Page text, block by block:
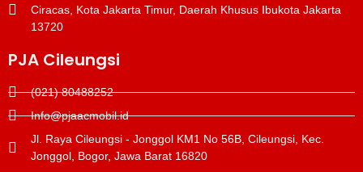
Ciracas, Kota Jakarta Timur, Daerah Khusus Ibukota Jakarta
13720
PJA Cileungsi
(021) 80488252
Info@pjaacmobil.id
Jl. Raya Cileungsi - Jonggol KM1 No 56B, Cileungsi, Kec.
Jonggol, Bogor, Jawa Barat 16820